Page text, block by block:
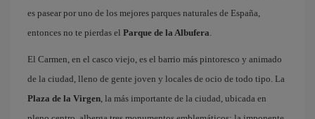
es pasear por uno de los mejores parques naturales de España,
entonces no te pierdas el Parque de la Albufera.
El Carmen, en el casco viejo, es el barrio más pintoresco y animado
de la ciudad, lleno de gente joven y locales de ocio de todo tipo. La
Plaza de la Virgen, la más importante de la ciudad, ubicada en